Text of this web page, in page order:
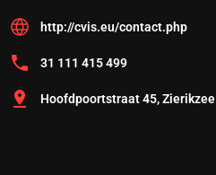
http://cvis.eu/contact.php
31 111 415 499
Hoofdpoortstraat 45, Zierikzee